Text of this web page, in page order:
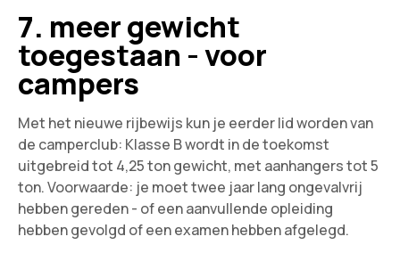
7. meer gewicht
toegestaan - voor
campers
Met het nieuwe rijbewijs kun je eerder lid worden van
de camperclub: Klasse B wordt in de toekomst
uitgebreid tot 4,25 ton gewicht, met aanhangers tot 5
ton. Voorwaarde: je moet twee jaar lang ongevalvrij
hebben gereden - of een aanvullende opleiding
hebben gevolgd of een examen hebben afgelegd.